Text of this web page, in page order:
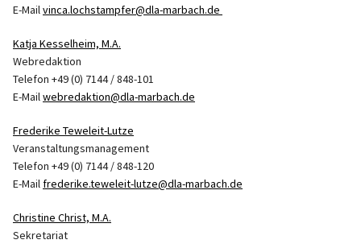
E-Mailvinca.lochstampfer@dla-marbach.de
Katja Kesselheim, M.A.
Webredaktion
Telefon +49 (0) 7144 / 848-101
E-Mailwebredaktion@dla-marbach.de
Frederike Teweleit-Lutze
Veranstaltungsmanagement
Telefon +49 (0) 7144 / 848-120
E-Mailfrederike.teweleit-lutze@dla-marbach.de
Christine Christ, M.A.
Sekretariat